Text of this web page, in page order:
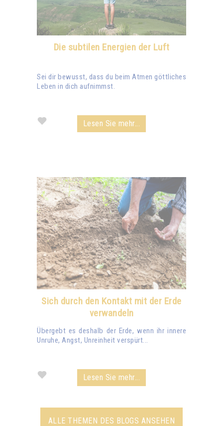
Die subtilen Energien der Luft
Sei dir bewusst, dass du beim Atmen göttliches
Leben in dich aufnimmst.
Lesen Sie mehr...
Sich durch den Kontakt mit der Erde
verwandeln
Übergebt es deshalb der Erde, wenn ihr innere
Unruhe, Angst, Unreinheit verspürt...
Lesen Sie mehr...
ALLE THEMEN DES BLOGS ANSEHEN